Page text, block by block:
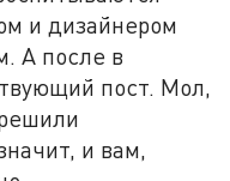
и дизайнером
А после в
пост. Мол,
и вам,